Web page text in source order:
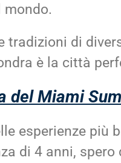
tradizioni di
è la città
del Miami
esperienze più
di 4 anni, spero